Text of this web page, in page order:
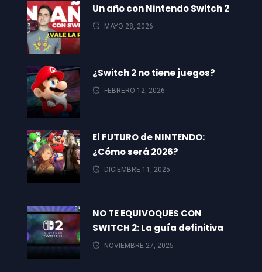
Un año con Nintendo Switch 2
MAYO 28, 2026
¿Switch 2 no tiene juegos?
FEBRERO 12, 2026
El FUTURO de NINTENDO:
¿Cómo será 2026?
DICIEMBRE 11, 2025
NO TE EQUIVOQUES CON
SWITCH 2: La guía definitiva
NOVIEMBRE 27, 2025